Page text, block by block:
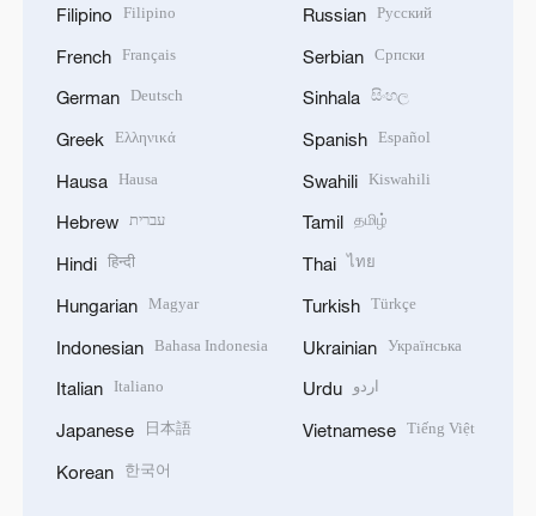
Filipino Filipino
French Français
German Deutsch
Greek Ελληνικά
Hausa Hausa
Hebrew עברית
Hindi हिन्दी
Hungarian Magyar
Indonesian Bahasa Indonesia
Italian Italiano
Japanese 日本語
Korean 한국어
Russian Русский
Serbian Српски
Sinhala සිංහල
Spanish Español
Swahili Kiswahili
Tamil தமிழ்
Thai ไทย
Turkish Türkçe
Ukrainian Українська
Urdu اردو
Vietnamese Tiếng Việt